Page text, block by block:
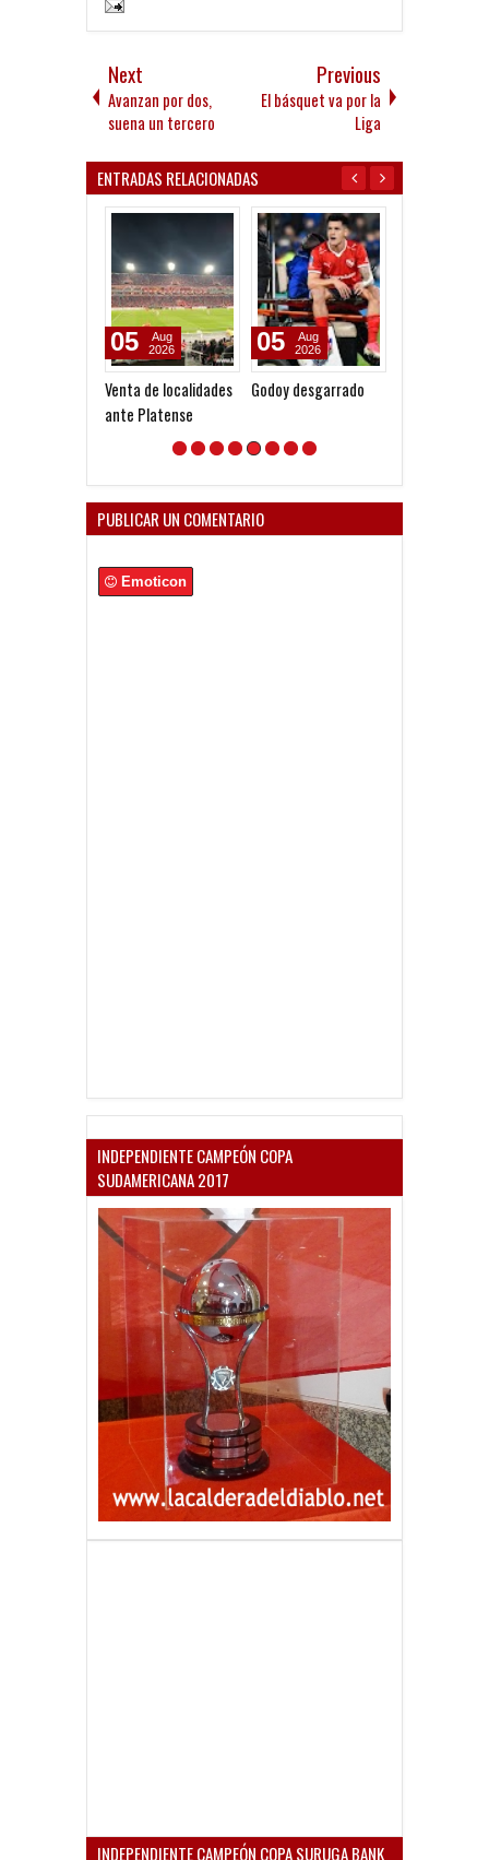
Next
Avanzan por dos,
suena un tercero
Previous
El básquet va por la
Liga
ENTRADAS RELACIONADAS
Venta de localidades
ante Platense
05
Aug
2026
Godoy desgarrado
05
Aug
2026
PUBLICAR UN COMENTARIO
Emoticon
INDEPENDIENTE CAMPEÓN COPA
SUDAMERICANA 2017
INDEPENDIENTE CAMPEÓN COPA SURUGA BANK